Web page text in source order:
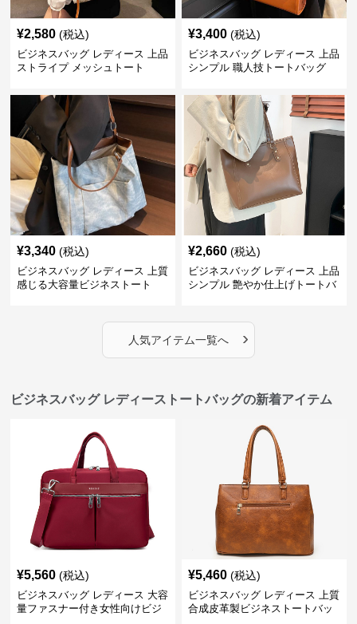
¥2,580 (税込)
ビジネスバッグ レディース 上品
ストライプ メッシュトート
¥3,400 (税込)
ビジネスバッグ レディース 上品
シンプル 職人技トートバッグ
¥3,340 (税込)
ビジネスバッグ レディース 上質
感じる大容量ビジネストート
¥2,660 (税込)
ビジネスバッグ レディース 上品
シンプル 艶やか仕上げトートバ
人気アイテム一覧へ ›
ビジネスバッグ レディーストートバッグの新着アイテム
¥5,560 (税込)
ビジネスバッグ レディース 大容
量ファスナー付き女性向けビジ
¥5,460 (税込)
ビジネスバッグ レディース 上質
合成皮革製ビジネストートバッ